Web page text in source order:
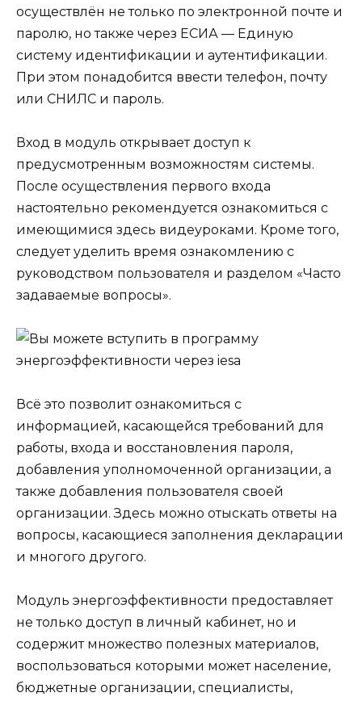
осуществлён не только по электронной почте и
паролю, но также через ЕСИА — Единую
систему идентификации и аутентификации.
При этом понадобится ввести телефон, почту
или СНИЛС и пароль.
Вход в модуль открывает доступ к
предусмотренным возможностям системы.
После осуществления первого входа
настоятельно рекомендуется ознакомиться с
имеющимися здесь видеуроками. Кроме того,
следует уделить время ознакомлению с
руководством пользователя и разделом «Часто
задаваемые вопросы».
Всё это позволит ознакомиться с
информацией, касающейся требований для
работы, входа и восстановления пароля,
добавления уполномоченной организации, а
также добавления пользователя своей
организации. Здесь можно отыскать ответы на
вопросы, касающиеся заполнения декларации
и многого другого.
Модуль энергоэффективности предоставляет
не только доступ в личный кабинет, но и
содержит множество полезных материалов,
воспользоваться которыми может население,
бюджетные организации, специалисты,